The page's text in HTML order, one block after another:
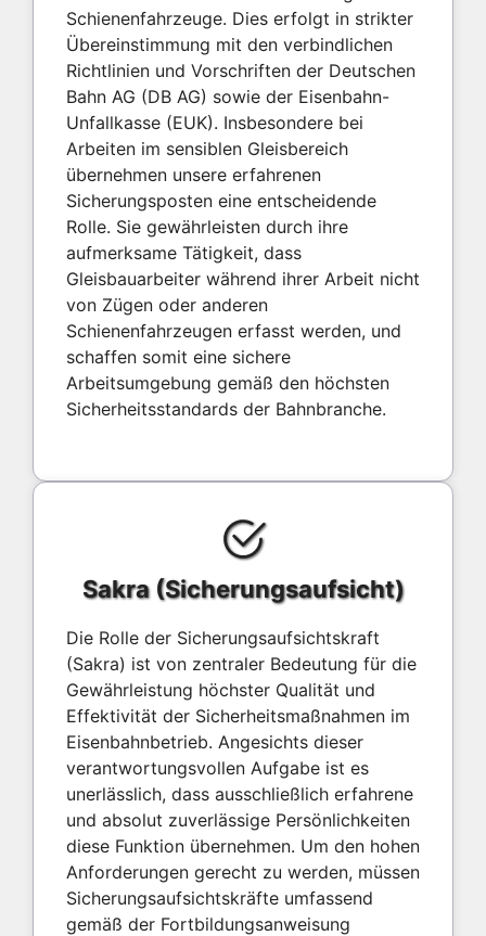
Schienenfahrzeuge. Dies erfolgt in strikter
Übereinstimmung mit den verbindlichen
Richtlinien und Vorschriften der Deutschen
Bahn AG (DB AG) sowie der Eisenbahn-
Unfallkasse (EUK). Insbesondere bei
Arbeiten im sensiblen Gleisbereich
übernehmen unsere erfahrenen
Sicherungsposten eine entscheidende
Rolle. Sie gewährleisten durch ihre
aufmerksame Tätigkeit, dass
Gleisbauarbeiter während ihrer Arbeit nicht
von Zügen oder anderen
Schienenfahrzeugen erfasst werden, und
schaffen somit eine sichere
Arbeitsumgebung gemäß den höchsten
Sicherheitsstandards der Bahnbranche.
Sakra (Sicherungsaufsicht)
Die Rolle der Sicherungsaufsichtskraft
(Sakra) ist von zentraler Bedeutung für die
Gewährleistung höchster Qualität und
Effektivität der Sicherheitsmaßnahmen im
Eisenbahnbetrieb. Angesichts dieser
verantwortungsvollen Aufgabe ist es
unerlässlich, dass ausschließlich erfahrene
und absolut zuverlässige Persönlichkeiten
diese Funktion übernehmen. Um den hohen
Anforderungen gerecht zu werden, müssen
Sicherungsaufsichtskräfte umfassend
gemäß der Fortbildungsanweisung